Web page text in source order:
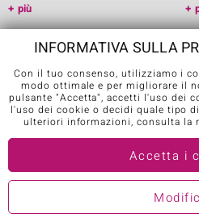
più
METODI DI PAGAMENTO
SPEDIZIONE
INFORMATIVA SULLA
Con il tuo consenso, utilizziamo i
modo ottimale e per migliorare il
pulsante "Accetta", accetti l'uso dei
l'uso dei cookie o decidi quale tipo
ulteriori informazioni, consulta la
Accetta i